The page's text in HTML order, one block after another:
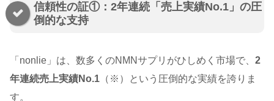
信頼性の証①：2年連続「売上実績No.1」の圧
倒的な支持
「nonlie」は、数多くのNMNサプリがひしめく市場で、 2
年連続売上実績No.1 （※）という圧倒的な実績を誇りま
す。